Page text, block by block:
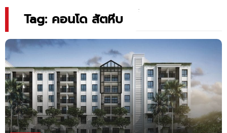
Tag: คอนโด สัตหีบ